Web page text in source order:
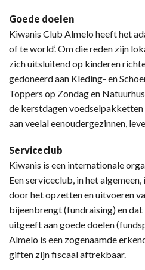
Goede doelen
Kiwanis Club Almelo heeft het
of te world’. Om die reden zijn
zich uitsluitend op kinderen
gedoneerd aan Kleding- en
Toppers op Zondag en
de kerstdagen
aan veelal eenoudergezinnen,
Serviceclub
Kiwanis is een internationale
Een serviceclub, in het algemeen,
door het opzetten en uitvoeren
bijeenbrengt (fundraising) en
uitgeeft aan goede doelen
Almelo is een zogenaamde
giften zijn fiscaal aftrekbaar.